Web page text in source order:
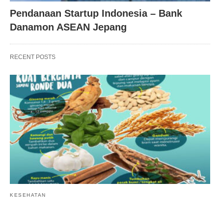
Pendanaan Startup Indonesia – Bank
Danamon ASEAN Jepang
RECENT POSTS
KESEHATAN